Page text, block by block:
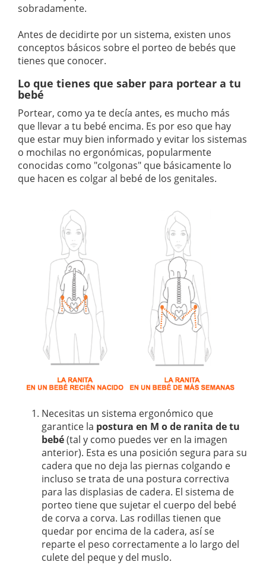
sobradamente.
Antes de decidirte por un sistema, existen unos
conceptos básicos sobre el porteo de bebés que
tienes que conocer.
Lo que tienes que saber para portear a tu
bebé
Portear, como ya te decía antes, es mucho más
que llevar a tu bebé encima. Es por eso que hay
que estar muy bien informado y evitar los sistemas
o mochilas no ergonómicas, popularmente
conocidas como "colgonas" que básicamente lo
que hacen es colgar al bebé de los genitales.
Necesitas un sistema ergonómico que
garantice la postura en M o de ranita de tu
bebé(tal y como puedes ver en la imagen
anterior). Esta es una posición segura para su
cadera que no deja las piernas colgando e
incluso se trata de una postura correctiva
para las displasias de cadera. El sistema de
porteo tiene que sujetar el cuerpo del bebé
de corva a corva. Las rodillas tienen que
quedar por encima de la cadera, así se
reparte el peso correctamente a lo largo del
culete del peque y del muslo.